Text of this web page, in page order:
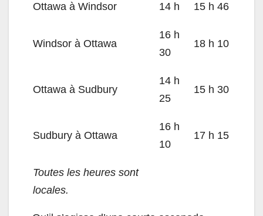
Ottawa à Windsor 14 h 15 h 46
Windsor à Ottawa
16 h
30
18 h 10
Ottawa à Sudbury
14 h
25
15 h 30
Sudbury à Ottawa
16 h
10
17 h 15
Toutes les heures sont
locales.